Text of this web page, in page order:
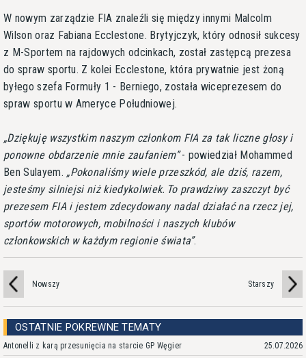
W nowym zarządzie FIA znaleźli się między innymi Malcolm
Wilson oraz Fabiana Ecclestone. Brytyjczyk, który odnosił sukcesy
z M-Sportem na rajdowych odcinkach, został zastępcą prezesa
do spraw sportu. Z kolei Ecclestone, która prywatnie jest żoną
byłego szefa Formuły 1 - Berniego, została wiceprezesem do
spraw sportu w Ameryce Południowej.
Dziękuję wszystkim naszym członkom FIA za tak liczne głosy i
ponowne obdarzenie mnie zaufaniem - powiedział Mohammed
Ben Sulayem.
Pokonaliśmy wiele przeszkód, ale dziś, razem,
jesteśmy silniejsi niż kiedykolwiek. To prawdziwy zaszczyt być
prezesem FIA i jestem zdecydowany nadal działać na rzecz jej,
sportów motorowych, mobilności i naszych klubów
członkowskich w każdym regionie świata .
Nowszy Starszy
OSTATNIE POKREWNE TEMATY
Antonelli z karą przesunięcia na starcie GP Węgier 25.07.2026